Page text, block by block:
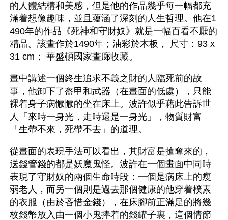
的人體結構和美感，但是他的作品幾乎每一幅都充
滿着想像趣味，並且蘊涵了深刻的人生哲理。他在1
490年的作品《死神和守財奴》就是一幅百看不厭的
精品。該畫作於1490年；油彩於木板， 尺寸：93 x
31 cm； 華盛頓國家畫廊收藏。
畫中講述一個終生追求不義之財的人臨死前的故
事，他卸下了盔甲和武器（在畫面的低處），只能
裸着身子病懨懨的坐在床上。波許似乎藉此告訴世
人「來時一身光，走時還是一身光」，物質財富
「生帶不來，死帶不去」的道理。
從畫面的表現手法可以看出，其財富是搶奪來的，
送錢管錢的都是妖魔鬼怪。波許在一個畫面中同時
表現了守財奴的兩個生命時段：一個是病床上的瘦
弱老人，而另一個則是過去那個健康的他穿着樸素
的衣服（由於吝惜金錢），在床腳前正滿足的將幾
枚錢幣放入由一個小鬼捧着的錢罐子裏，這個情節